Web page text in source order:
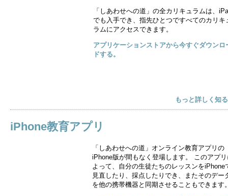
「しあわせへの道」の全カリキュラムは、
でも入手でき、指先ひとつですべてのカリキ
ラムにアクセスできます。
アプリケーションストアから今すぐダウンロ
ドする。
もっと詳しく知
iPhone教育アプリ
「しあわせへの道」オンライン教育アプリの
iPhone版が間もなく登場します。 このアプ
よって、自分の生徒たちのレッスンをiPhone
見直したり、採点したりでき、またそのデー
を他の携帯機器と同期させることもできます